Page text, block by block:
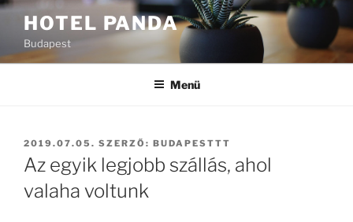
Tartalomhoz
HOTEL PANDA
Budapest
Menü
BEKÜLDVE:
2019.07.05. SZERZŐ: BUDAPESTTT
Az egyik legjobb szállás, ahol
valaha voltunk